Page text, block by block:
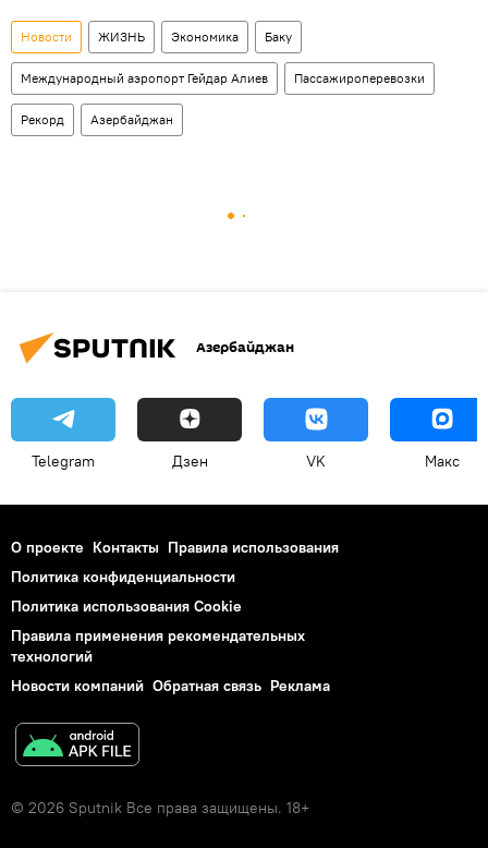
Новости ЖИЗНЬ Экономика Баку
Международный аэропорт Гейдар Алиев Пассажироперевозки
Рекорд Азербайджан
Азербайджан
Telegram Дзен VK Макс
О проекте Контакты Правила использования
Политика конфиденциальности
Политика использования Cookie
Правила применения рекомендательных
технологий
Новости компаний Обратная связь Реклама
© 2026 Sputnik Все права защищены. 18+